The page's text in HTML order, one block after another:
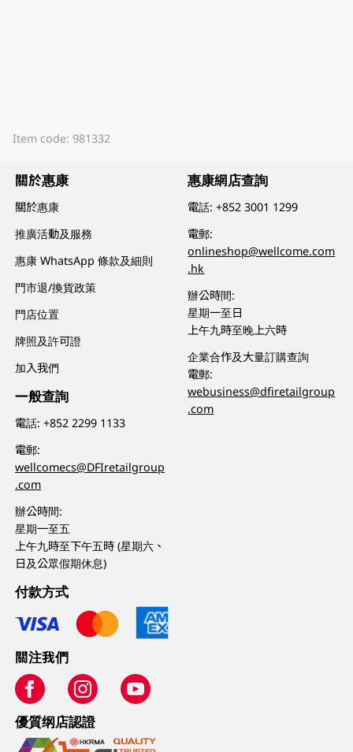
Item code: 981332
關於惠康
關於惠康
推廣活動及服務
惠康 WhatsApp 條款及細則
門市退/換貨政策
門店位置
牌照及許可證
加入我們
一般查詢
電話:+852 2299 1133
電郵:
wellcomecs@DFIretailgroup
.com
辦公時間:
星期一至五
上午九時至下午五時 (星期六、
日及公眾假期休息)
惠康網店查詢
電話:+852 3001 1299
電郵:
onlineshop@wellcome.com
.hk
辦公時間:
星期一至日
上午九時至晚上六時
企業合作及大量訂購查詢
電郵:
webusiness@dfiretailgroup
.com
付款方式
關注我們
優質纲店認證